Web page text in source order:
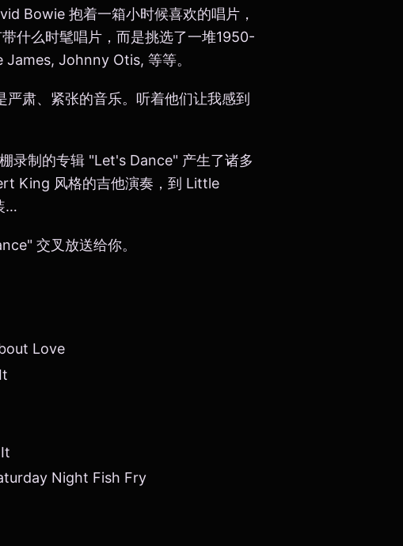
Bowie 抱着一箱小时候喜欢的唱片，
什么时髦唱片，而是挑选了一堆1950-
Johnny Otis, 等等。
肃、紧张的音乐。听着他们让我感到
录制的专辑 "Let's Dance" 产生了诸多
King 风格的吉他演奏，到 Little
…
交叉放送给你。
Love
Night Fish Fry